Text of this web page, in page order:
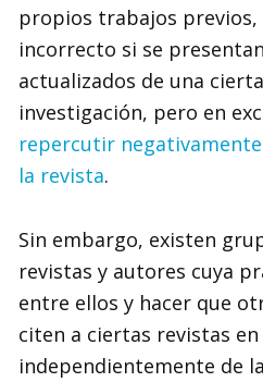
propios trabajos previos,
incorrecto si se
actualizados de una
investigación, pero en
repercutir
la revista.
Sin embargo, existen
revistas y autores cuya
entre ellos y hacer que
citen a ciertas revistas
independientemente de